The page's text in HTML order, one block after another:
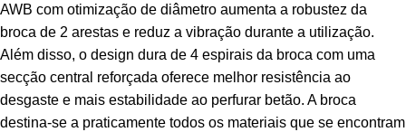
AWB com otimização de diâmetro aumenta a robustez da
broca de 2 arestas e reduz a vibração durante a utilização.
Além disso, o design dura de 4 espirais da broca com uma
secção central reforçada oferece melhor resistência ao
desgaste e mais estabilidade ao perfurar betão. A broca
destina-se a praticamente todos os materiais que se encontram